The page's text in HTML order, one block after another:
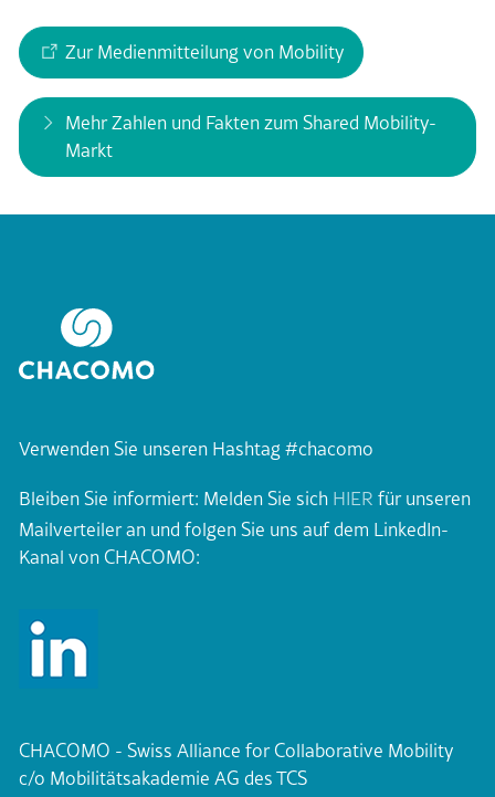
Zur Medienmitteilung von Mobility
Mehr Zahlen und Fakten zum Shared Mobility-
Markt
Verwenden Sie unseren Hashtag #chacomo
Bleiben Sie informiert: Melden Sie sich HIER für unseren
Mailverteiler an und folgen Sie uns auf dem LinkedIn-
Kanal von CHACOMO:
CHACOMO - Swiss Alliance for Collaborative Mobility
c/o Mobilitätsakademie AG des TCS